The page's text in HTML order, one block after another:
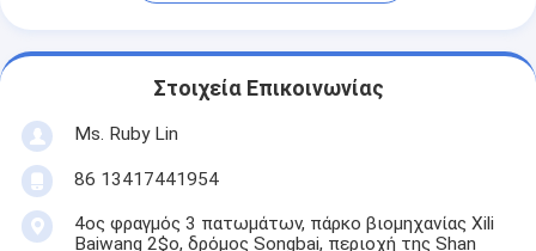
Στοιχεία Επικοινωνίας
Ms. Ruby Lin
86 13417441954
4ος φραγμός 3 πατωμάτων, πάρκο βιομηχανίας Xili
Baiwang 2$ο, δρόμος Songbai, περιοχή της Shan